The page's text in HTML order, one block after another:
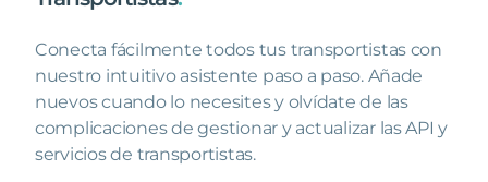
Conecta fácilmente todos tus transportistas con
nuestro intuitivo asistente paso a paso. Añade
nuevos cuando lo necesites y olvídate de las
complicaciones de gestionar y actualizar las API y
servicios de transportistas.